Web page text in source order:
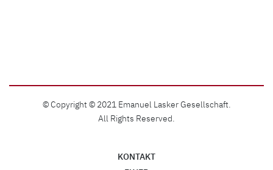
© Copyright © 2021 Emanuel Lasker Gesellschaft.
All Rights Reserved.
KONTAKT